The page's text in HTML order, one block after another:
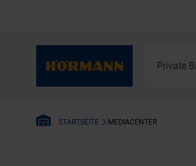
Private
STARTSEITE MEDIACENTER